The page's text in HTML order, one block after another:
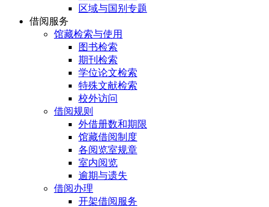
区域与国别专题
借阅服务
馆藏检索与使用
图书检索
期刊检索
学位论文检索
特殊文献检索
校外访问
借阅规则
外借册数和期限
馆藏借阅制度
各阅览室规章
室内阅览
逾期与遗失
借阅办理
开架借阅服务